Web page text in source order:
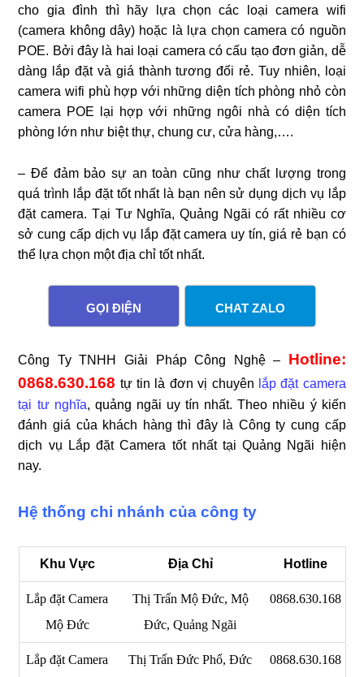
cho gia đình thì hãy lựa chọn các loại camera wifi
(camera không dây) hoặc là lựa chọn camera có nguồn
POE. Bởi đây là hai loại camera có cấu tạo đơn giản, dễ
dàng lắp đặt và giá thành tương đối rẻ. Tuy nhiên, loại
camera wifi phù hợp với những diện tích phòng nhỏ còn
camera POE lại hợp với những ngôi nhà có diện tích
phòng lớn như biệt thự, chung cư, cửa hàng,….
– Để đảm bảo sự an toàn cũng như chất lượng trong
quá trình lắp đặt tốt nhất là bạn nên sử dụng dịch vụ lắp
đặt camera. Tại Tư Nghĩa, Quảng Ngãi có rất nhiều cơ
sở cung cấp dịch vụ lắp đặt camera uy tín, giá rẻ bạn có
thể lựa chọn một địa chỉ tốt nhất.
GỌI ĐIỆN CHAT ZALO
Công Ty TNHH Giải Pháp Công Nghệ – Hotline:
0868.630.168 tự tin là đơn vị chuyên lắp đặt camera
tại tư nghĩa, quảng ngãi uy tín nhất. Theo nhiều ý kiến
đánh giá của khách hàng thì đây là Công ty cung cấp
dịch vụ Lắp đặt Camera tốt nhất tại Quảng Ngãi hiện
nay.
Hệ thống chi nhánh của công ty
Khu Vực Địa Chỉ Hotline
Lắp đặt Camera
Mộ Đức
Thị Trấn Mộ Đức, Mộ
Đức, Quảng Ngãi
0868.630.168
Lắp đặt Camera
Thị Trấn Đức Phổ, Đức
0868.630.168